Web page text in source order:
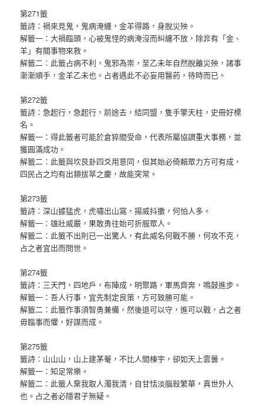
第271籤
籤詩：禍來見鬼，鬼病淹纏，金羊得路，身脫災殃。
解籤一：大禍臨頭，心被鬼怪的病淹沒而糾纏不放，除非有「金、
羊」有關事物來救。
解籤二：此籤占病不利，鬼邪為崇，至乙未年自然脫離災殃，諸事
漸漸順手，金羊乙未也。占者遇此不必妄用醫葯，待時而已。
第272籤
籤詩：急起行，急起行，前途去，結同盟，隻手擎天柱，史冊好標
名。
解籤一：得此籤者可能於倉猝間受命，代表所屬協調重大事務，並
獲圓滿成功。
解籤二：此籤與坎艮卦四爻用意同，但其始必倚賴眾力方可有成，
四民占之均有出類拔萃之慶，故能突常。
第273籤
籤詩：深山據猛虎，虎嘯出山窩，揚威抖擻，何怕人多。
解籤一：雄壯威嚴，果敢勇往始可折服眾人。
解籤二：此籤不出則已一出驚人，有此威名何戰不勝，何攻不克，
占之者宜出而問世。
第274籤
籤詩：三天門，四地戶，布陣成，明聚路，軍馬齊奔，鳴鼓進步。
解籤一：吾人行事，宜先制定良策，方可致勝可能。
解籤二：此籤作事須智勇兼備，然後退可以守，進可以戰，占之者
毋臨事而懼，好謀而成。
第275籤
籤詩：山山山，山上建茅菴，不比人間棟宇，卻如天上雲曇。
解籤一：知足常樂。
解籤二：此籤人棄我取人濁我清，自甘恬淡腦殺繁華，真世外人
也。占之者必隱君子無疑。